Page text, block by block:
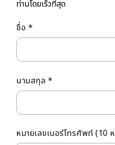
ท่านโดยเร็วที่สุด
ชื่อ *
นามสกุล *
หมายเลขเบอร์โทรศัพท์ (10